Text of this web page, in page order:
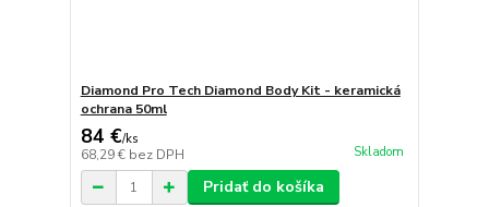
Diamond Pro Tech Diamond Body Kit - keramická
ochrana 50ml
84 €/ks
68,29 € bez DPH Skladom
Pridať do košíka